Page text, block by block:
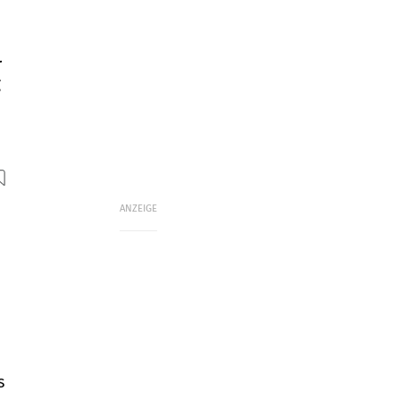
ANZEIGE